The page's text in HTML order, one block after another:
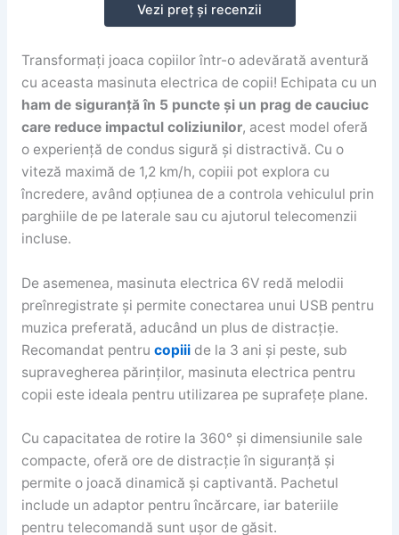
Vezi preț și recenzii
Transformați joaca copiilor într-o adevărată aventură
cu aceasta masinuta electrica de copii! Echipata cu un
ham de siguranță în 5 puncte și un prag de cauciuc
care reduce impactul coliziunilor, acest model oferă
o experiență de condus sigură și distractivă. Cu o
viteză maximă de 1,2 km/h, copiii pot explora cu
încredere, având opțiunea de a controla vehiculul prin
parghiile de pe laterale sau cu ajutorul telecomenzii
incluse.
De asemenea, masinuta electrica 6V redă melodii
preînregistrate și permite conectarea unui USB pentru
muzica preferată, aducând un plus de distracție.
Recomandat pentru copiiide la 3 ani și peste, sub
supravegherea părinților, masinuta electrica pentru
copii este ideala pentru utilizarea pe suprafețe plane.
Cu capacitatea de rotire la 360° și dimensiunile sale
compacte, oferă ore de distracție în siguranță și
permite o joacă dinamică și captivantă. Pachetul
include un adaptor pentru încărcare, iar bateriile
pentru telecomandă sunt ușor de găsit.